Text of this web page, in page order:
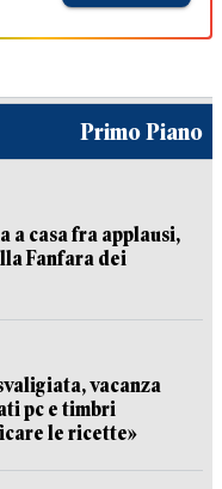
Primo Piano
a casa fra applausi,
Fanfara dei
vacanza
pc e timbri
le ricette»